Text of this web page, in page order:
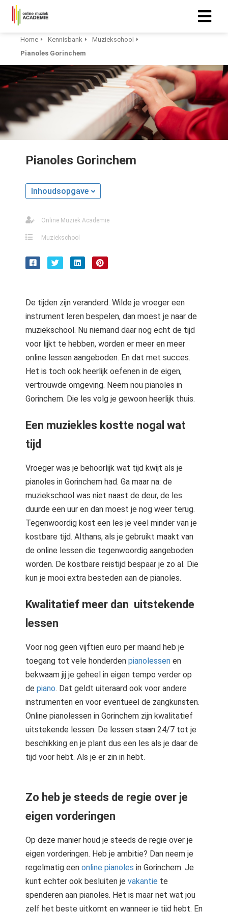
Home Kennisbank
Muziekschool
Pianoles Gorinchem
Pianoles Gorinchem
Inhoudsopgave
Online Muziek Academie
Muziekschool
De tijden zijn veranderd. Wilde je vroeger een
instrument leren bespelen, dan moest je naar de
muziekschool. Nu niemand daar nog echt de tijd
voor lijkt te hebben, worden er meer en meer
online lessen aangeboden. En dat met succes.
Het is toch ook heerlijk oefenen in de eigen,
vertrouwde omgeving. Neem nou pianoles in
Gorinchem. Die les volg je gewoon heerlijk thuis.
Een muziekles kostte nogal wat
tijd
Vroeger was je behoorlijk wat tijd kwijt als je
pianoles in Gorinchem had. Ga maar na: de
muziekschool was niet naast de deur, de les
duurde een uur en dan moest je nog weer terug.
Tegenwoordig kost een les je veel minder van je
kostbare tijd. Althans, als je gebruikt maakt van
de online lessen die tegenwoordig aangeboden
worden. De kostbare reistijd bespaar je zo al. Die
kun je mooi extra besteden aan de pianoles.
Kwalitatief meer dan uitstekende
lessen
Voor nog geen vijftien euro per maand heb je
toegang tot vele honderden pianolessen en
bekwaam jij je geheel in eigen tempo verder op
de piano. Dat geldt uiteraard ook voor andere
instrumenten en voor eventueel de zangkunsten.
Online pianolessen in Gorinchem zijn kwalitatief
uitstekende lessen. De lessen staan 24/7 tot je
beschikking en je plant dus een les als je daar de
tijd voor hebt. Als je er zin in hebt.
Zo heb je steeds de regie over je
eigen vorderingen
Op deze manier houd je steeds de regie over je
eigen vorderingen. Heb je ambitie? Dan neem je
regelmatig een online pianoles in Gorinchem. Je
kunt echter ook besluiten je vakantie te
spenderen aan pianoles. Het is maar net wat jou
zelf het beste uitkomt en wanneer je tijd hebt. En